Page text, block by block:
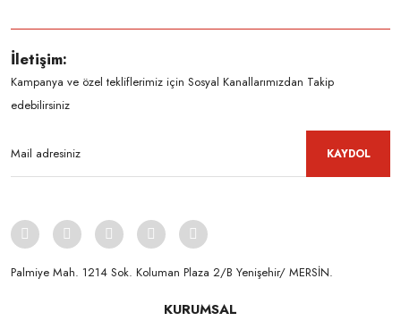
İletişim:
Kampanya ve özel tekliflerimiz için Sosyal Kanallarımızdan Takip
edebilirsiniz
KAYDOL
Palmiye Mah. 1214 Sok. Koluman Plaza 2/B Yenişehir/ MERSİN.ㅤㅤㅤㅤㅤㅤㅤㅤㅤㅤㅤㅤㅤㅤㅤㅤㅤㅤㅤㅤㅤㅤㅤㅤㅤㅤㅤㅤㅤㅤㅤㅤㅤㅤㅤ ㅤㅤㅤㅤㅤㅤㅤㅤㅤㅤ
KURUMSAL